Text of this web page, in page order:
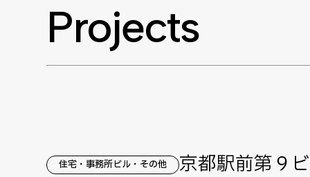
Projects
住宅・事務所ビル・その他 京都駅前第９